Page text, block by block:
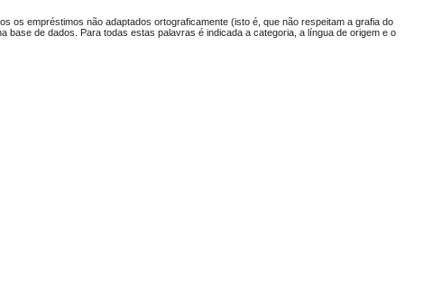
os empréstimos não adaptados ortograficamente (isto é, que não respeitam a grafia do
de dados. Para todas estas palavras é indicada a categoria, a língua de origem e o